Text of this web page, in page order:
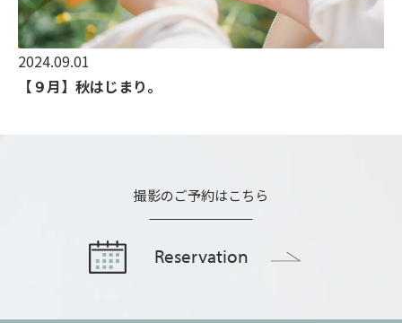
2024.09.01
【９月】秋はじまり。
撮影のご予約はこちら
Reservation